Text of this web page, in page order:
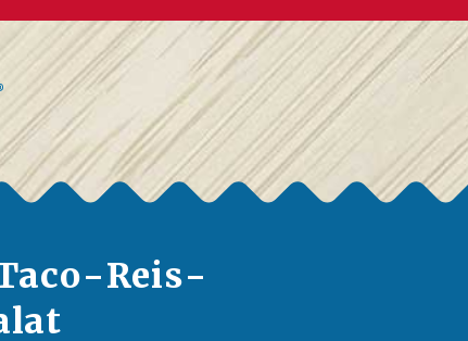
Reis-